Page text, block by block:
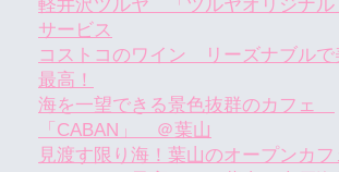
軽井沢ツルヤ 「ツルヤオリジナ
サービス
コストコのワイン リーズナブルで
最高！
海を一望できる景色抜群のカフェ
「CABAN」 ＠葉山
見渡す限り海！葉山のオープンカ